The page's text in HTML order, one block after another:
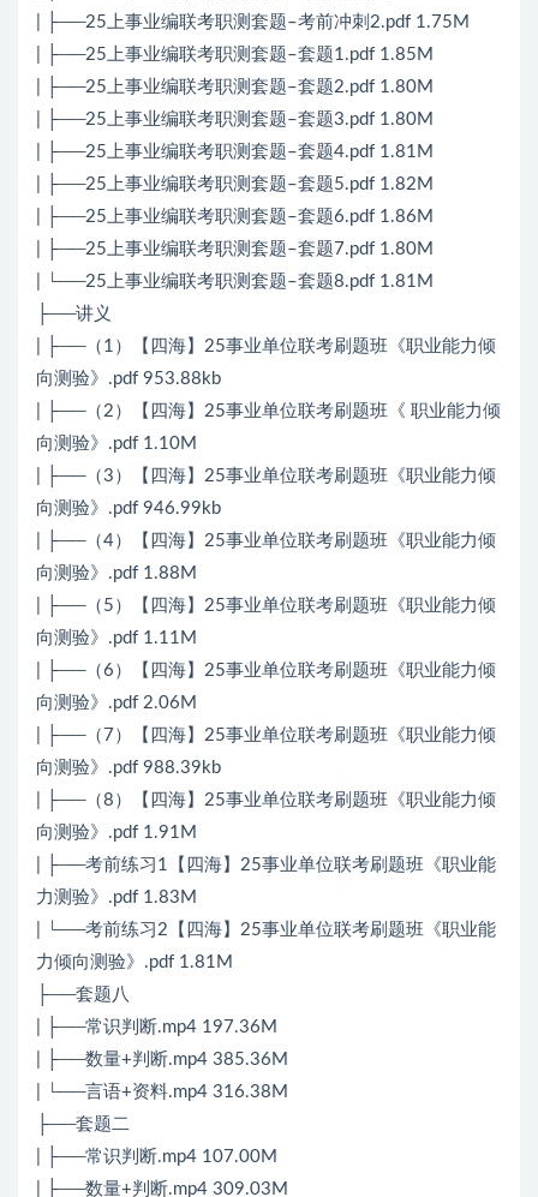
| ├──25上事业编联考职测套题–考前冲刺2.pdf 1.75M
| ├──25上事业编联考职测套题–套题1.pdf 1.85M
| ├──25上事业编联考职测套题–套题2.pdf 1.80M
| ├──25上事业编联考职测套题–套题3.pdf 1.80M
| ├──25上事业编联考职测套题–套题4.pdf 1.81M
| ├──25上事业编联考职测套题–套题5.pdf 1.82M
| ├──25上事业编联考职测套题–套题6.pdf 1.86M
| ├──25上事业编联考职测套题–套题7.pdf 1.80M
| └──25上事业编联考职测套题–套题8.pdf 1.81M
├──讲义
| ├──（1）【四海】25事业单位联考刷题班《职业能力倾
向测验》.pdf 953.88kb
| ├──（2）【四海】25事业单位联考刷题班《 职业能力倾
向测验》.pdf 1.10M
| ├──（3）【四海】25事业单位联考刷题班《职业能力倾
向测验》.pdf 946.99kb
| ├──（4）【四海】25事业单位联考刷题班《职业能力倾
向测验》.pdf 1.88M
| ├──（5）【四海】25事业单位联考刷题班《职业能力倾
向测验》.pdf 1.11M
| ├──（6）【四海】25事业单位联考刷题班《职业能力倾
向测验》.pdf 2.06M
| ├──（7）【四海】25事业单位联考刷题班《职业能力倾
向测验》.pdf 988.39kb
| ├──（8）【四海】25事业单位联考刷题班《职业能力倾
向测验》.pdf 1.91M
| ├──考前练习1【四海】25事业单位联考刷题班《职业能
力测验》.pdf 1.83M
| └──考前练习2【四海】25事业单位联考刷题班《职业能
力倾向测验》.pdf 1.81M
├──套题八
| ├──常识判断.mp4 197.36M
| ├──数量+判断.mp4 385.36M
| └──言语+资料.mp4 316.38M
├──套题二
| ├──常识判断.mp4 107.00M
| ├──数量+判断.mp4 309.03M